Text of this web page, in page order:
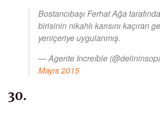
Bostancıbaşı Ferhat Ağa
birisinin nikahlı karısını kaçıran
yeniçeriye uygulanmış.
— Agente Increíble
Mayıs 2015
30.